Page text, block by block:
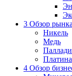
3 Обзор
Никель
Медь
Платина
4 Обзор